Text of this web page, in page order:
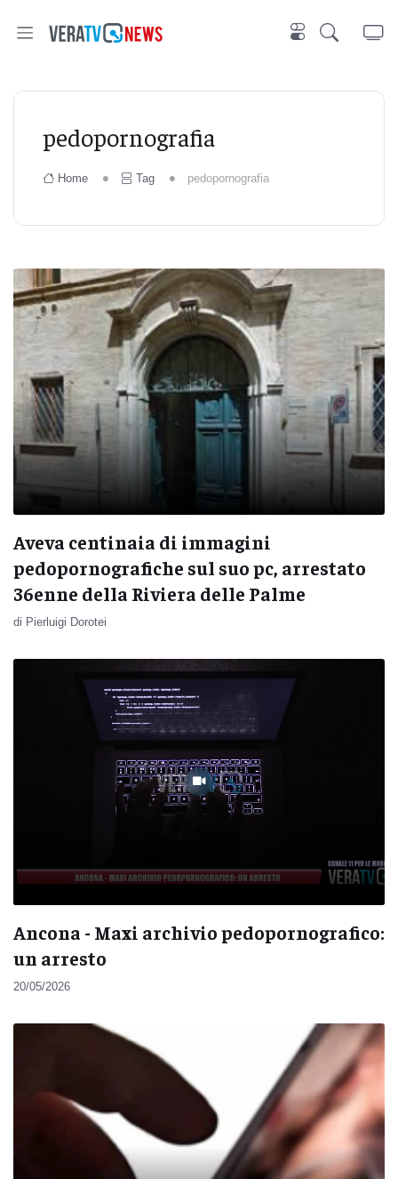
pedopornografia
Home Tag pedopornografia
Aveva centinaia di immagini
pedopornografiche sul suo pc, arrestato
36enne della Riviera delle Palme
di Pierluigi Dorotei
Ancona - Maxi archivio pedopornografico:
un arresto
20/05/2026